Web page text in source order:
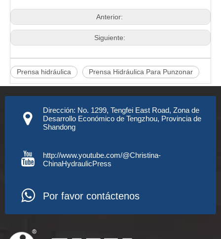
Anterior:
Siguiente:
Prensa hidráulica Prensa Hidráulica Para Punzonar
Dirección: No. 1299, Tengfei East Road, Zona de
Desarrollo Económico de Tengzhou, Provincia de
Shandong
http://www.youtube.com/@Christina-
ChinaHydraulicPress
Por favor contáctenos